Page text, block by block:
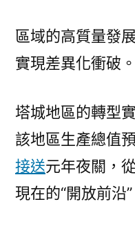
區域的高質量發
實現差異化衝破。
塔城地區的轉型
該地區生產總值
接送元年夜關，
現在的“開放前沿”